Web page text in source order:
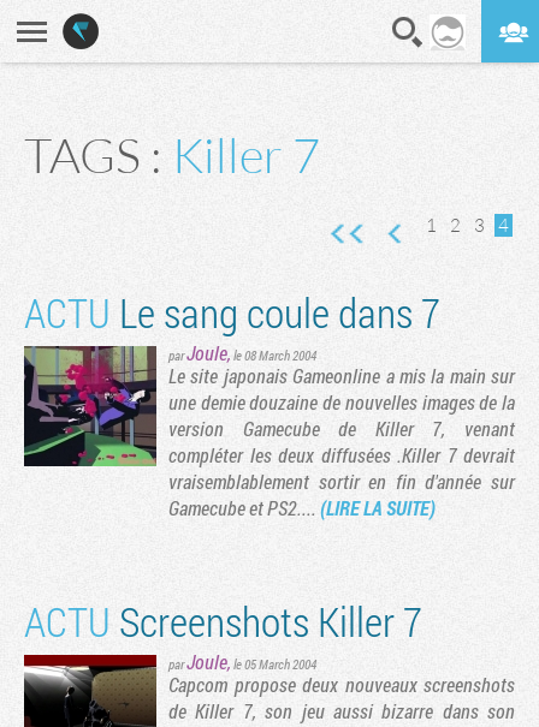
TAGS : Killer 7
1 2 3 4
ACTU Le sang coule dans 7
parJoule, le 08 March 2004
Le site japonais Gameonline a mis la main sur
une demie douzaine de nouvelles images de la
version Gamecube de Killer 7, venant
compléter les deux diffusées .Killer 7 devrait
vraisemblablement sortir en fin d'année sur
Gamecube et PS2.... (LIRE LA SUITE)
ACTU Screenshots Killer 7
parJoule, le 05 March 2004
Capcom propose deux nouveaux screenshots
de Killer 7, son jeu aussi bizarre dans son